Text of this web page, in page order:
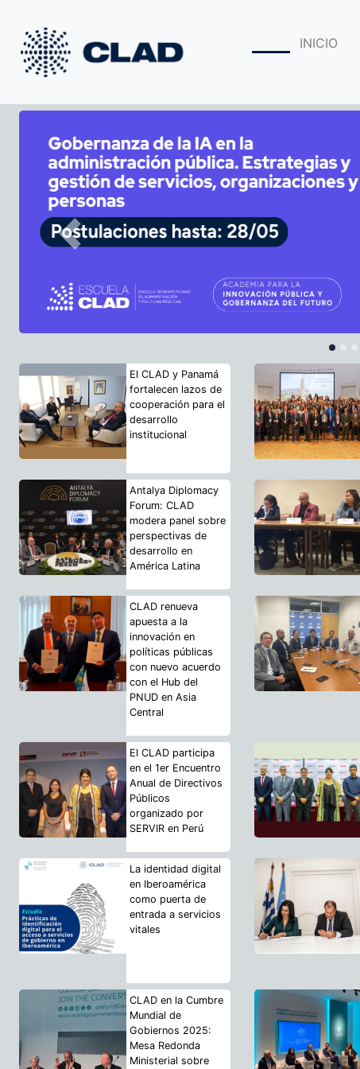
INICIO
Previous
El CLAD y Panamá
fortalecen lazos de
cooperación para el
desarrollo
institucional
Antalya Diplomacy
Forum: CLAD
modera panel sobre
perspectivas de
desarrollo en
América Latina
CLAD renueva
apuesta a la
innovación en
políticas públicas
con nuevo acuerdo
con el Hub del
PNUD en Asia
Central
El CLAD participa
en el 1er Encuentro
Anual de Directivos
Públicos
organizado por
SERVIR en Perú
La identidad digital
en Iberoamérica
como puerta de
entrada a servicios
vitales
CLAD en la Cumbre
Mundial de
Gobiernos 2025:
Mesa Redonda
Ministerial sobre